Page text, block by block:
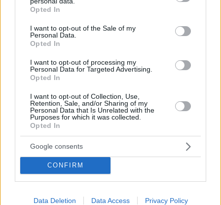
grant or deny consent to Google and its third-party tags to
use your data for below specified purposes in below Google
consent section.
Opted In
I want to opt-out of the Sale of my
Personal Data.
Opted In
I want to opt-out of processing my
Personal Data for Targeted Advertising.
Opted In
I want to opt-out of Collection, Use,
Retention, Sale, and/or Sharing of my
Personal Data that Is Unrelated with the
Purposes for which it was collected.
Opted In
Google consents
CONFIRM
Data Deletion Data Access Privacy Policy
(8/8/2026)
Στο χαμηλότερο επίπεδο της δεκαετίας η αποψίλωση
στον Αμαζόνιο, μειώθηκε κατά 37% σε έναν χρόνο
08.08.2026, 05:33
Τρόμος για τουρίστες στη Μποτσουάνα: Ιπποπόταμος
καταδιώκει το σκάφος τους, δείτε βίντεο
08.08.2026, 05:03
Μακαρονάδα με μελιτζάνα, ντομάτα και ανθότυρο
08.08.2026, 05:00
Ρωσικά πλήγματα σε Κίεβο και Μπροβαρί: Τρεις νεκροί,
ανάμεσά τους ένα παιδί
08.08.2026, 04:13
Ήττα της Σάκκαρη με 2-0 από την Γκοφ και αποκλεισμός
στο Τορόντο
08.08.2026, 03:37